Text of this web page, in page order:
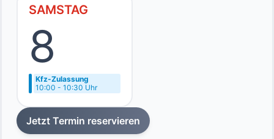
SAMSTAG
8
Kfz-Zulassung
10:00 - 10:30 Uhr
Jetzt Termin reservieren